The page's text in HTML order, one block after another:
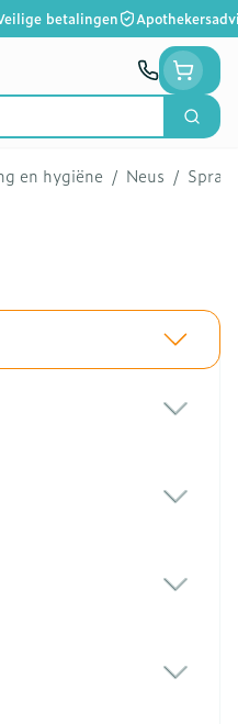
betalingen
Zoek
en hygiëne / Neus / Spray